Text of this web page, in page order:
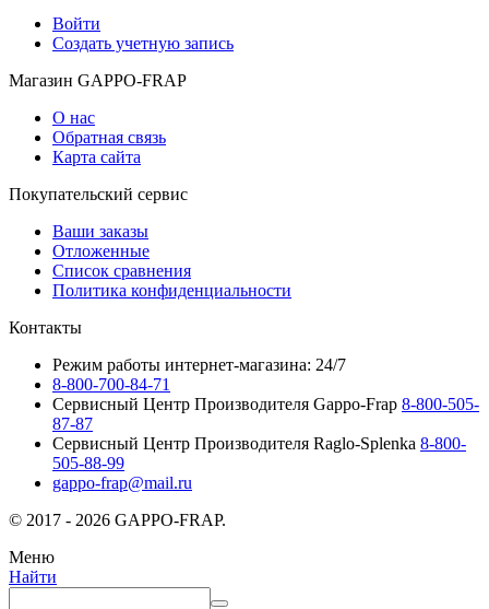
Войти
Создать учетную запись
Магазин GAPPO-FRAP
О нас
Обратная связь
Карта сайта
Покупательский сервис
Ваши заказы
Отложенные
Список сравнения
Политика конфиденциальности
Контакты
Режим работы интернет-магазина: 24/7
8-800-700-84-71
Сервисный Центр Производителя Gappo-Frap 8-800-505-
87-87
Сервисный Центр Производителя Raglo-Splenka 8-800-
505-88-99
gappo-frap@mail.ru
© 2017 - 2026 GAPPO-FRAP.
Меню
Найти